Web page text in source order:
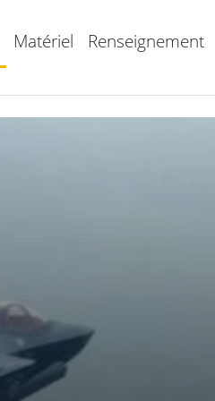
Matériel Renseignement